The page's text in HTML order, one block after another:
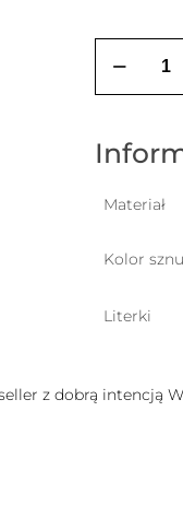
Bransoletka
z
dowolną
Materiał
Kolor
Literki
z dobrą